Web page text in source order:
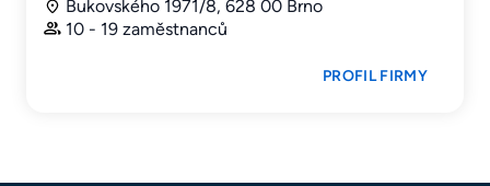
Bukovského 1971/8, 628 00 Brno
10 - 19 zaměstnanců
PROFIL FIRMY